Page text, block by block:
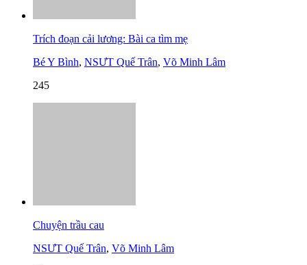
Trích đoạn cải lương: Bài ca tìm mẹ
Bé Y Bình, NSƯT Quế Trân, Võ Minh Lâm
245
Chuyện trầu cau
NSƯT Quế Trân, Võ Minh Lâm